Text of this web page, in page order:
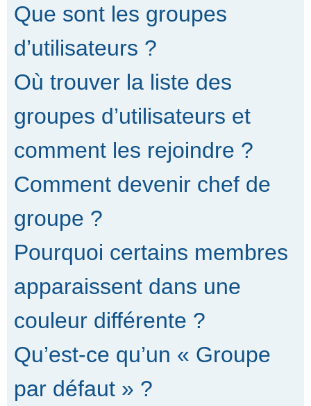
Que sont les groupes
d’utilisateurs ?
Où trouver la liste des
groupes d’utilisateurs et
comment les rejoindre ?
Comment devenir chef de
groupe ?
Pourquoi certains membres
apparaissent dans une
couleur différente ?
Qu’est-ce qu’un « Groupe
par défaut » ?